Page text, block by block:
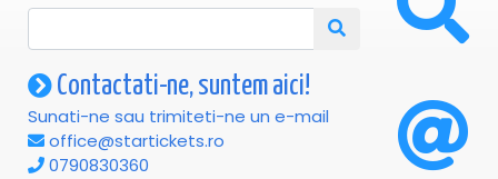
Contactati-ne, suntem aici!
Sunati-ne sau trimiteti-ne un e-mail
office@startickets.ro
0790830360